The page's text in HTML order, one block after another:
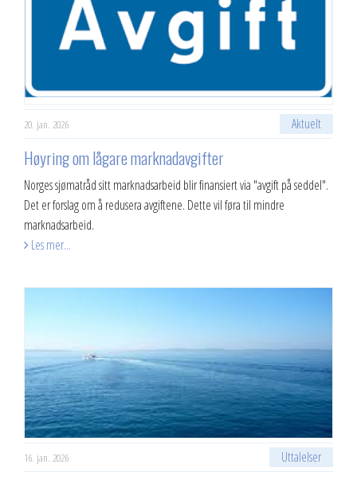
20. jan. 2026 Aktuelt
Høyring om lågare marknadavgifter
Norges sjømatråd sitt marknadsarbeid blir finansiert via "avgift på seddel".
Det er forslag om å redusera avgiftene. Dette vil føra til mindre
marknadsarbeid.
Les mer...
16. jan. 2026 Uttalelser